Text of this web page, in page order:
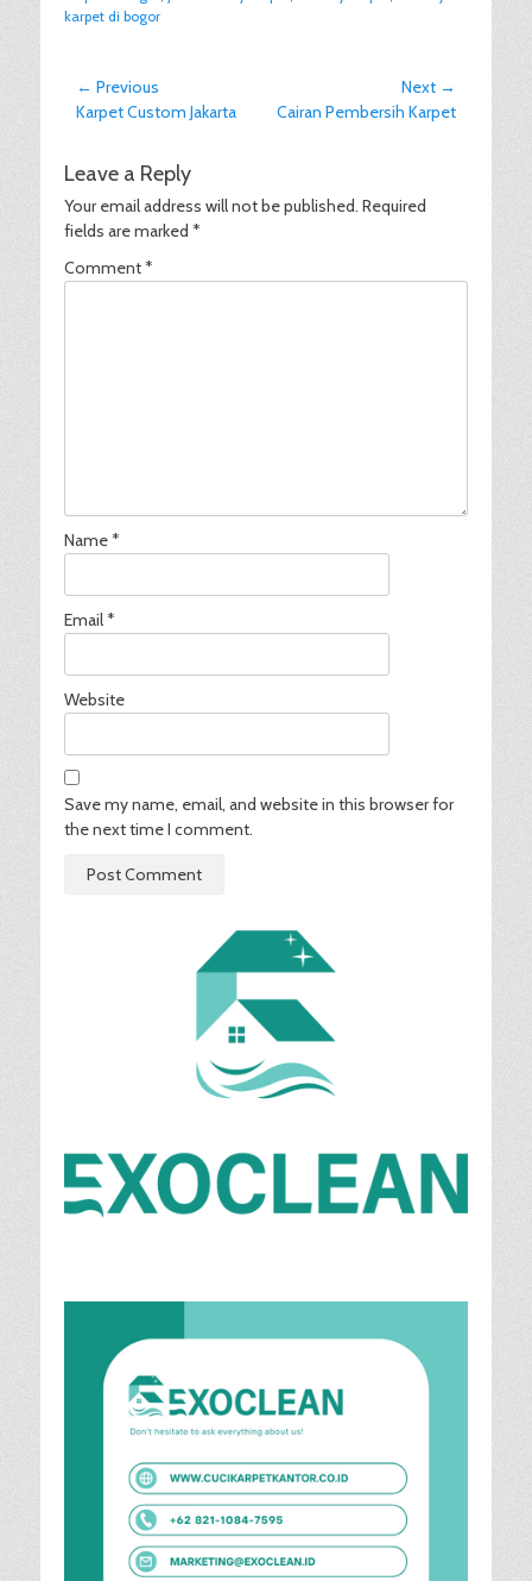
karpet di bogor
Post
navigation
← Previous
Previous
Karpet Custom Jakarta
Next →
Next
Cairan Pembersih Karpet
Leave a Reply
Your email address will not be published. Required
fields are marked *
Comment*
Name*
Email*
Website
Save my name, email, and website in this browser for
the next time I comment.